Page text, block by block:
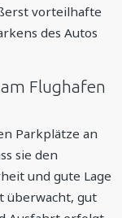
vorteilhafte
des Autos
Flughafen
Parkplätze an
sie den
und gute Lage
überwacht, gut